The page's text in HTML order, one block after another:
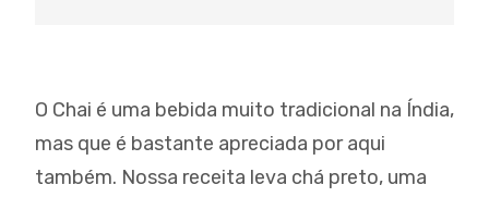
O Chai é uma bebida muito tradicional na Índia,
mas que é bastante apreciada por aqui
também. Nossa receita leva chá preto, uma